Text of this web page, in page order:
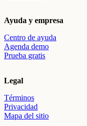
Ayuda y empresa
Centro de ayuda
Agenda demo
Prueba gratis
Legal
Términos
Privacidad
Mapa del sitio